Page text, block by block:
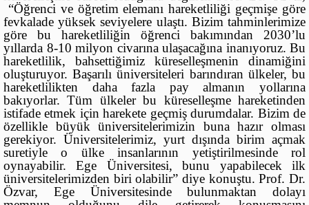
“Öğrenci ve öğretim elemanı hareketliliği geçmişe göre
fevkalade yüksek seviyelere ulaştı. Bizim tahminlerimize
göre bu hareketliliğin öğrenci bakımından 2030’lu
yıllarda 8-10 milyon civarına ulaşacağına inanıyoruz. Bu
hareketlilik, bahsettiğimiz küreselleşmenin dinamiğini
oluşturuyor. Başarılı üniversiteleri barındıran ülkeler, bu
hareketlilikten daha fazla pay almanın yollarına
bakıyorlar. Tüm ülkeler bu küreselleşme hareketinden
istifade etmek için harekete geçmiş durumdalar. Bizim de
özellikle büyük üniversitelerimizin buna hazır olması
gerekiyor. Üniversitelerimiz, yurt dışında birim açmak
suretiyle o ülke insanlarının yetiştirilmesinde rol
oynayabilir. Ege Üniversitesi, bunu yapabilecek ilk
üniversitelerimizden biri olabilir” diye konuştu. Prof. Dr.
Özvar, Ege Üniversitesinde bulunmaktan dolayı